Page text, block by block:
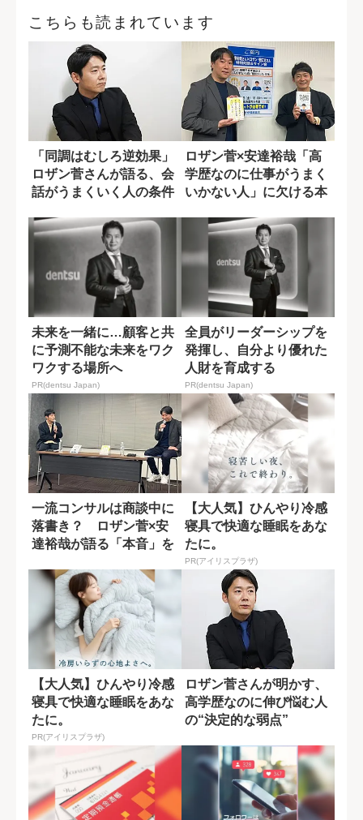
こちらも読まれています
「同調はむしろ逆効果」
ロザン菅さんが語る、会
話がうまくいく人の条件
ロザン菅×安達裕哉「高
学歴なのに仕事がうまく
いかない人」に欠ける本
未来を一緒に…顧客と共
に予測不能な未来をワク
ワクする場所へ
PR(dentsu Japan)
全員がリーダーシップを
発揮し、自分より優れた
人財を育成する
PR(dentsu Japan)
一流コンサルは商談中に
落書き？ ロザン菅×安
達裕哉が語る「本音」を
【大人気】ひんやり冷感
寝具で快適な睡眠をあな
たに。
PR(アイリスプラザ)
【大人気】ひんやり冷感
寝具で快適な睡眠をあな
たに。
PR(アイリスプラザ)
ロザン菅さんが明かす、
高学歴なのに伸び悩む人
の“決定的な弱点”